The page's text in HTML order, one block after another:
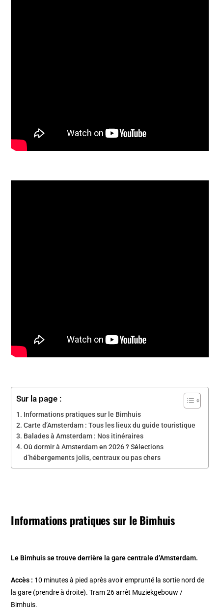
Sur la page :
Informations pratiques sur le Bimhuis
Carte d’Amsterdam : Tous les lieux du guide touristique
Balades à Amsterdam : Nos itinéraires
Où dormir à Amsterdam en 2026 ? Sélections
d’hébergements jolis, centraux ou pas chers
Informations pratiques sur le Bimhuis
Le Bimhuis se trouve derrière la gare centrale d’Amsterdam.
Accès : 10 minutes à pied après avoir emprunté la sortie nord de
la gare (prendre à droite). Tram 26 arrêt Muziekgebouw /
Bimhuis.